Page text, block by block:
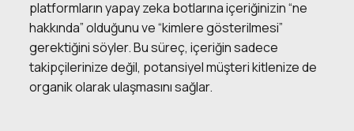
platformların yapay zeka botlarına içeriğinizin “ne
hakkında” olduğunu ve “kimlere gösterilmesi”
gerektiğini söyler. Bu süreç, içeriğin sadece
takipçilerinize değil, potansiyel müşteri kitlenize de
organik olarak ulaşmasını sağlar.